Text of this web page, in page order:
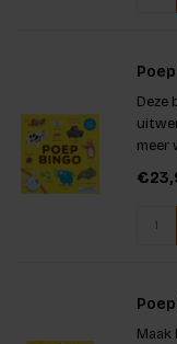
Deze
meer
in
Maak